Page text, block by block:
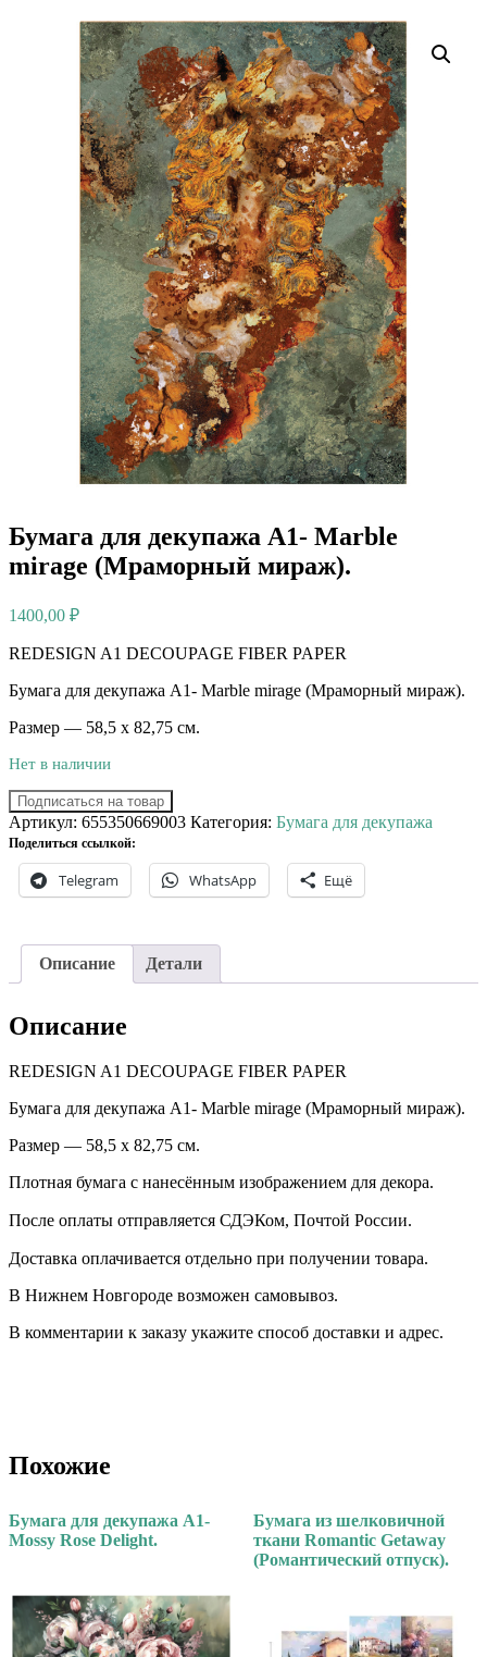
Бумага для декупажа А1- Marble
mirage (Мраморный мираж).
1400,00 ₽
REDESIGN A1 DECOUPAGE FIBER PAPER
Бумага для декупажа А1- Marble mirage (Мраморный мираж).
Размер — 58,5 х 82,75 см.
Нет в наличии
Подписаться на товар
Артикул: 655350669003 Категория: Бумага для декупажа
Поделиться ссылкой:
Telegram WhatsApp Ещё
Описание Детали
Описание
REDESIGN A1 DECOUPAGE FIBER PAPER
Бумага для декупажа А1- Marble mirage (Мраморный мираж).
Размер — 58,5 х 82,75 см.
Плотная бумага с нанесённым изображением для декора.
После оплаты отправляется СДЭКом, Почтой России. ⠀
Доставка оплачивается отдельно при получении товара. ⠀
В Нижнем Новгороде возможен самовывоз.
В комментарии к заказу укажите способ доставки и адрес.
Похожие
Бумага для декупажа А1-
Mossy Rose Delight.
Бумага из шелковичной
ткани Romantic Getaway
(Романтический отпуск).